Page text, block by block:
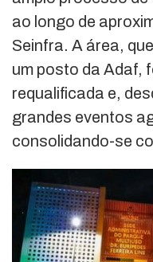
ao longo de
Seinfra. A área,
um posto da Adaf,
requalificada e,
grandes eventos
consolidando-se